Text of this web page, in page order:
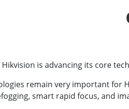
is advancing its core
remain very important for
smart rapid focus, and